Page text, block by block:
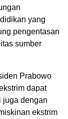
yang
pengentasan
sumber
Prabowo
dapat
juga dengan
ekstrim